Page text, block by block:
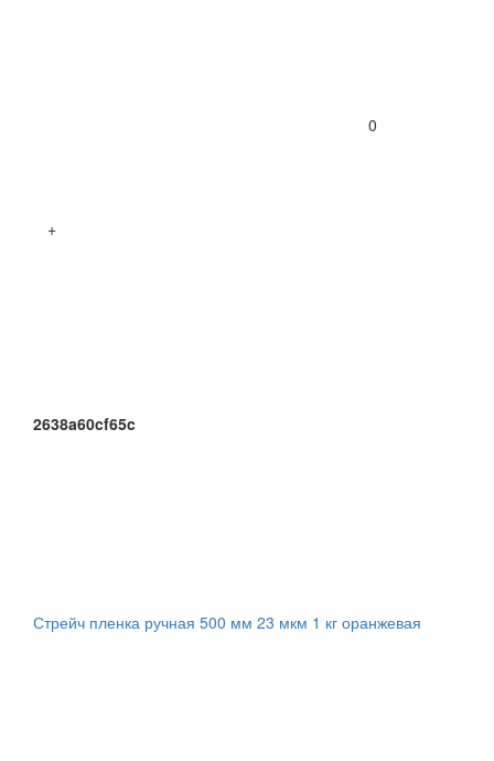
0
+
2638a60cf65c
Стрейч пленка ручная 500 мм 23 мкм 1 кг оранжевая